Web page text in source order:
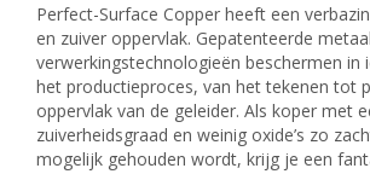
Perfect-Surface Copper heeft een
en zuiver oppervlak. Gepatenteerde
verwerkingstechnologieën beschermen in
het productieproces, van het tekenen tot
oppervlak van de geleider. Als koper met
zuiverheidsgraad en weinig oxide’s zo
mogelijk gehouden wordt, krijg je een